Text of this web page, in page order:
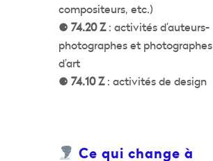
compositeurs, etc.)
⚈ 74.20 Z: activités d’auteurs-
photographes et photographes
d’art
⚈ 74.10 Z: activités de design
Ce qui change à